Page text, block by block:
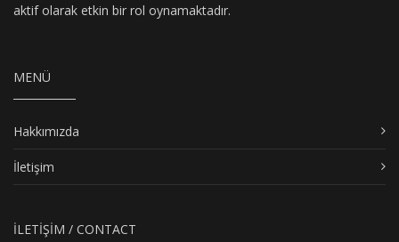
aktif olarak etkin bir rol oynamaktadır.
MENÜ
Hakkımızda
İletişim
İLETİŞİM / CONTACT